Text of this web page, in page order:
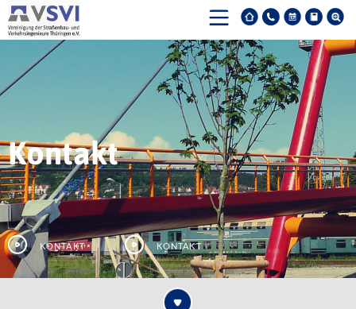
Kontakt
Kontakt Kontakt